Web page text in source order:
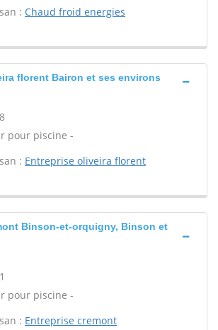
: Chaud froid energies
florent Bairon et ses environs
pour piscine -
: Entreprise oliveira florent
Binson-et-orquigny, Binson et
pour piscine -
: Entreprise cremont